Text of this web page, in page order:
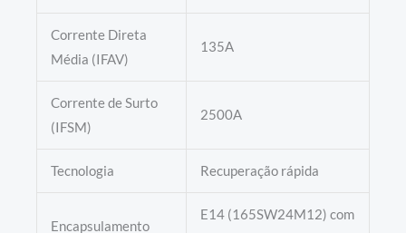
Corrente Direta
Média (IFAV)
135A
Corrente de Surto
(IFSM)
2500A
Tecnologia Recuperação rápida
Encapsulamento
E14 (165SW24M12) com